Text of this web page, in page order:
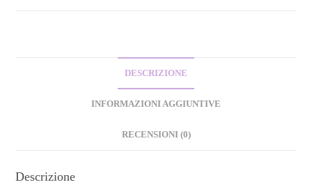
DESCRIZIONE
INFORMAZIONI AGGIUNTIVE
RECENSIONI (0)
Descrizione